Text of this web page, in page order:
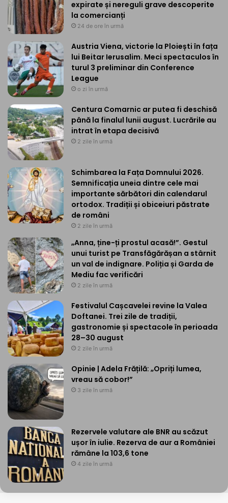
expirate și nereguli grave descoperite
la comercianți
24 de ore în urmă
Austria Viena, victorie la Ploiești în fața
lui Beitar Ierusalim. Meci spectaculos în
turul 3 preliminar din Conference
League
o zi în urmă
Centura Comarnic ar putea fi deschisă
până la finalul lunii august. Lucrările au
intrat în etapa decisivă
2 zile în urmă
Schimbarea la Fața Domnului 2026.
Semnificația uneia dintre cele mai
importante sărbători din calendarul
ortodox. Tradiții și obiceiuri păstrate
de români
2 zile în urmă
„Anna, ține-ți prostul acasă!”. Gestul
unui turist pe Transfăgărășan a stârnit
un val de indignare. Poliția și Garda de
Mediu fac verificări
2 zile în urmă
Festivalul Cașcavelei revine la Valea
Doftanei. Trei zile de tradiții,
gastronomie și spectacole în perioada
28–30 august
2 zile în urmă
Opinie | Adela Frățilă: „Opriți lumea,
vreau să cobor!”
3 zile în urmă
Rezervele valutare ale BNR au scăzut
ușor în iulie. Rezerva de aur a României
rămâne la 103,6 tone
4 zile în urmă